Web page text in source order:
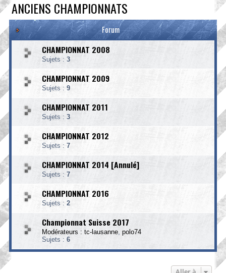
ANCIENS CHAMPIONNATS
Forum
CHAMPIONNAT 2008
Sujets : 3
CHAMPIONNAT 2009
Sujets : 9
CHAMPIONNAT 2011
Sujets : 3
CHAMPIONNAT 2012
Sujets : 7
CHAMPIONNAT 2014 [Annulé]
Sujets : 7
CHAMPIONNAT 2016
Sujets : 2
Championnat Suisse 2017
Modérateurs : tc-lausanne polo74
Sujets : 6